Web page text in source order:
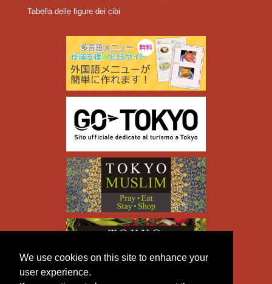
We use cookies on this site to enhance your
user experience.
Tabella delle figure dei cibi